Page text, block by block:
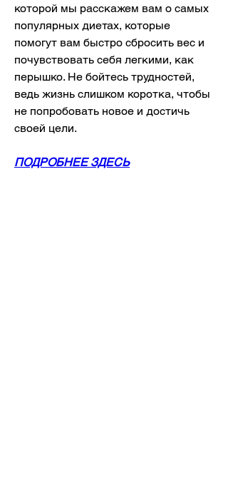
которой мы расскажем вам о самых
популярных диетах, которые
помогут вам быстро сбросить вес и
почувствовать себя легкими, как
перышко. Не бойтесь трудностей,
ведь жизнь слишком коротка, чтобы
не попробовать новое и достичь
своей цели.
ПОДРОБНЕЕ ЗДЕСЬ